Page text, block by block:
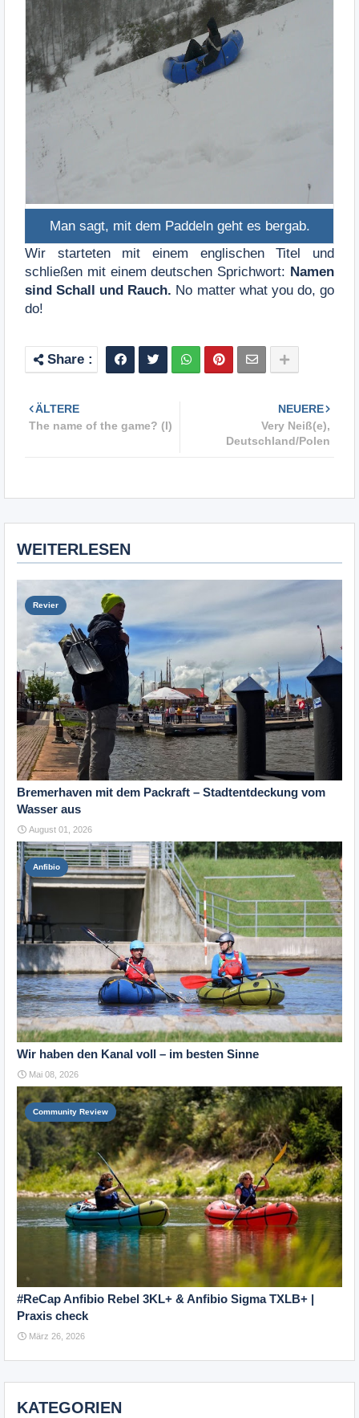
Man sagt, mit dem Paddeln geht es bergab.
Wir starteten mit einem englischen Titel und
schließen mit einem deutschen Sprichwort: Namen
sind Schall und Rauch. No matter what you do, go
do!
NEUERE
Very Neiß(e),
Deutschland/Polen
ÄLTERE
The name of the game? (I)
WEITERLESEN
Revier
Bremerhaven mit dem Packraft – Stadtentdeckung vom
Wasser aus
August 01, 2026
Anfibio
Wir haben den Kanal voll – im besten Sinne
Mai 08, 2026
Community Review
#ReCap Anfibio Rebel 3KL+ & Anfibio Sigma TXLB+ |
Praxis check
März 26, 2026
KATEGORIEN